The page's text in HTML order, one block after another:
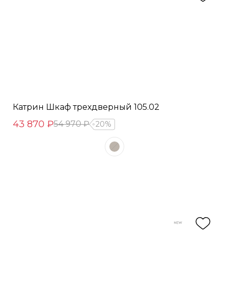
Катрин Шкаф трехдверный 105.02
43 870 ₽54 970 ₽ 20%